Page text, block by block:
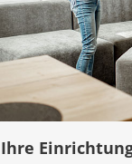
Ihre